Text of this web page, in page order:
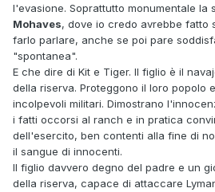
l'evasione. Soprattutto monumentale la
Mohaves, dove io credo avrebbe fatto
farlo parlare, anche se poi pare
"spontanea".
E che dire di Kit e Tiger. Il figlio è il
della riserva. Proteggono il loro popolo
incolpevoli militari. Dimostrano
i fatti occorsi al ranch e in pratica
dell'esercito, ben contenti alla fine di
il sangue di innocenti.
Il figlio davvero degno del padre e un
della riserva, capace di attaccare